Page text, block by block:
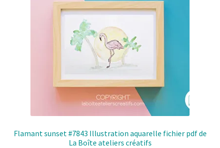
Flamant sunset #7843 Illustration aquarelle fichier pdf de
La Boîte ateliers créatifs